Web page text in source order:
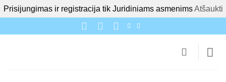
Prisijungimas ir registracija tik Juridiniams asmenimsAtšaukti
to